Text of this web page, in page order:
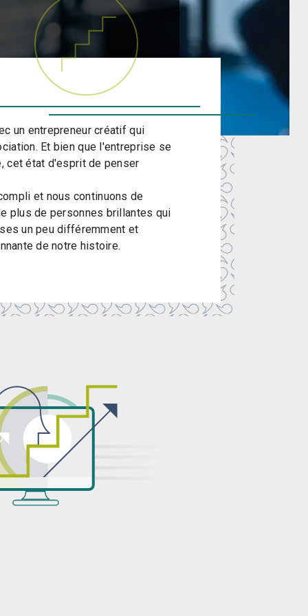
un entrepreneur créatif qui
Et bien que l'entreprise se
cet état d'esprit de penser
et nous continuons de
plus de personnes brillantes qui
un peu différemment et
de notre histoire.